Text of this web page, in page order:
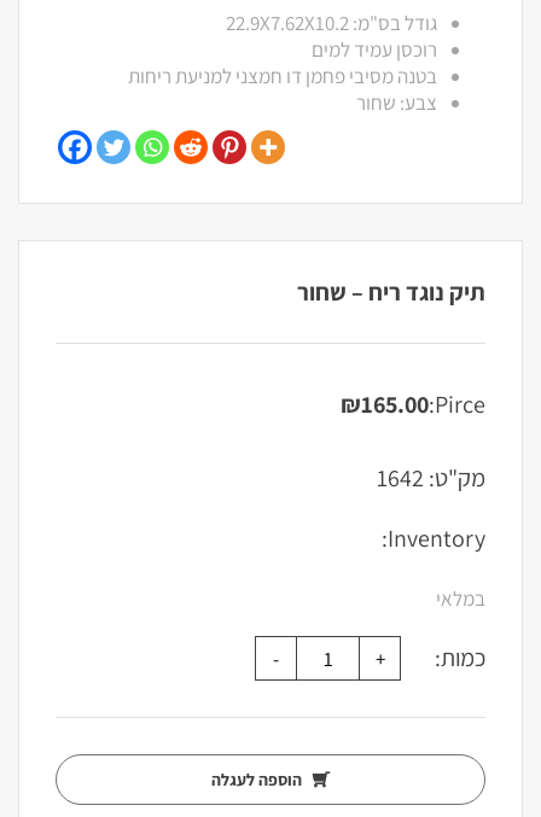
גודל בס"מ: 22.9X7.62X10.2
רוכסן עמיד למים
בטנה מסיבי פחמן דו חמצני למניעת ריחות
צבע: שחור
תיק נוגד ריח – שחור
Pirce:
₪165.00
מק"ט: 1642
Inventory:
במלאי
כמות:
הוספה לעגלה